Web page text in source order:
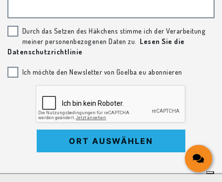
Durch das Setzen des Häkchens stimme ich der Verarbeitung
meiner personenbezogenen Daten zu.
Lesen Sie die
Datenschutzrichtlinie
Ich möchte den Newsletter von Goelba.eu abonnieren
ORT AUSWÄHLEN